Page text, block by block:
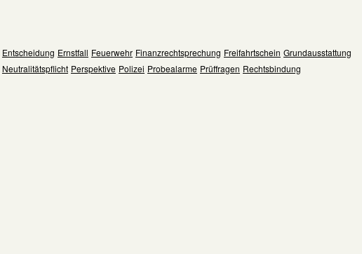
Entscheidung Ernstfall Feuerwehr Finanzrechtsprechung Freifahrtschein Grundausstattung
Neutralitätspflicht Perspektive Polizei Probealarme Prüffragen Rechtsbindung